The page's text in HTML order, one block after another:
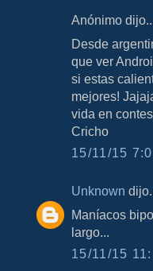
Anónimo
Desde
que ver
si estas
mejores!
vida en
Cricho
15/11/15
Unknown
Maníacos
largo...
15/11/15